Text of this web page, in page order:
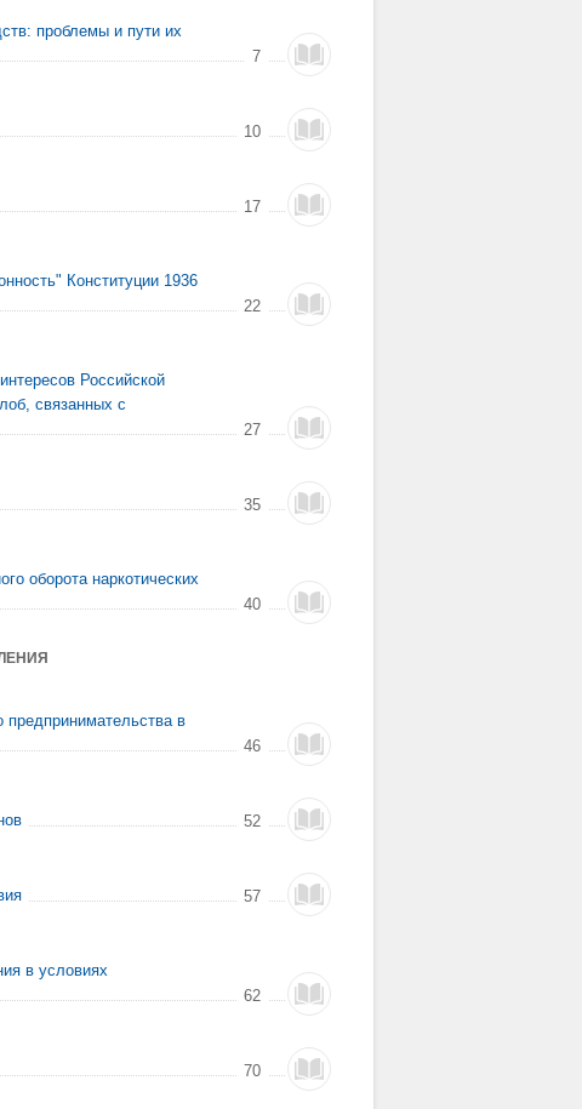
проблемы и пути их
7
10
17
Конституции 1936
22
Российской
связанных с
27
35
оборота наркотических
40
предпринимательства в
46
52
57
в условиях
62
70